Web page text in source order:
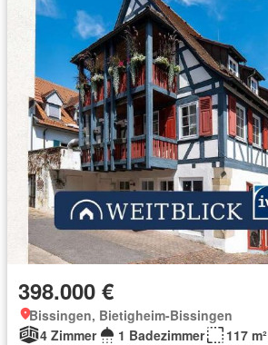
398.000 €
Bissingen, Bietigheim-Bissingen
4 Zimmer
1 Badezimmer 117 m²